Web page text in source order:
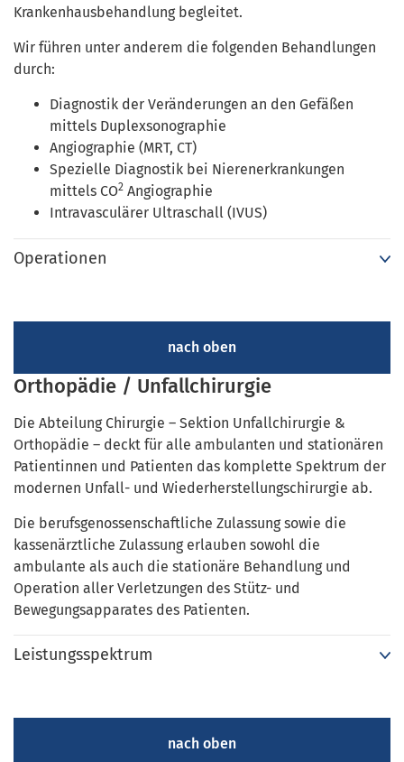
Krankenhausbehandlung begleitet.
Wir führen unter anderem die folgenden Behandlungen
durch:
Diagnostik der Veränderungen an den Gefäßen
mittels Duplexsonographie
Angiographie (MRT, CT)
Spezielle Diagnostik bei Nierenerkrankungen
mittels CO2 Angiographie
Intravasculärer Ultraschall (IVUS)
Operationen
nach oben
Orthopädie / Unfallchirurgie
Die Abteilung Chirurgie – Sektion Unfallchirurgie &
Orthopädie – deckt für alle ambulanten und stationären
Patientinnen und Patienten das komplette Spektrum der
modernen Unfall- und Wiederherstellungschirurgie ab.
Die berufsgenossenschaftliche Zulassung sowie die
kassenärztliche Zulassung erlauben sowohl die
ambulante als auch die stationäre Behandlung und
Operation aller Verletzungen des Stütz- und
Bewegungsapparates des Patienten.
Leistungsspektrum
nach oben